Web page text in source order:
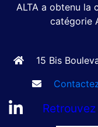
ALTA a obtenu la
catégorie
15 Bis
Retrouvez